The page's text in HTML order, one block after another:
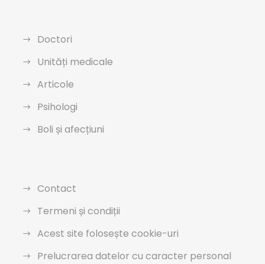
Doctori
Unități medicale
Articole
Psihologi
Boli și afecțiuni
Contact
Termeni și condiții
Acest site folosește cookie-uri
Prelucrarea datelor cu caracter personal